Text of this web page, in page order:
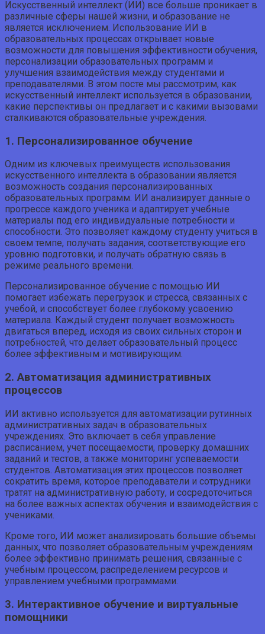
Искусственный интеллект (ИИ) все больше проникает в
различные сферы нашей жизни, и образование не
является исключением. Использование ИИ в
образовательных процессах открывает новые
возможности для повышения эффективности обучения,
персонализации образовательных программ и
улучшения взаимодействия между студентами и
преподавателями. В этом посте мы рассмотрим, как
искусственный интеллект используется в образовании,
какие перспективы он предлагает и с какими вызовами
сталкиваются образовательные учреждения.
1. Персонализированное обучение
Одним из ключевых преимуществ использования
искусственного интеллекта в образовании является
возможность создания персонализированных
образовательных программ. ИИ анализирует данные о
прогрессе каждого ученика и адаптирует учебные
материалы под его индивидуальные потребности и
способности. Это позволяет каждому студенту учиться в
своем темпе, получать задания, соответствующие его
уровню подготовки, и получать обратную связь в
режиме реального времени.
Персонализированное обучение с помощью ИИ
помогает избежать перегрузок и стресса, связанных с
учебой, и способствует более глубокому усвоению
материала. Каждый студент получает возможность
двигаться вперед, исходя из своих сильных сторон и
потребностей, что делает образовательный процесс
более эффективным и мотивирующим.
2. Автоматизация административных
процессов
ИИ активно используется для автоматизации рутинных
административных задач в образовательных
учреждениях. Это включает в себя управление
расписанием, учет посещаемости, проверку домашних
заданий и тестов, а также мониторинг успеваемости
студентов. Автоматизация этих процессов позволяет
сократить время, которое преподаватели и сотрудники
тратят на административную работу, и сосредоточиться
на более важных аспектах обучения и взаимодействия с
учениками.
Кроме того, ИИ может анализировать большие объемы
данных, что позволяет образовательным учреждениям
более эффективно принимать решения, связанные с
учебным процессом, распределением ресурсов и
управлением учебными программами.
3. Интерактивное обучение и виртуальные
помощники